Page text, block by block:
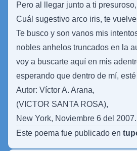
Pero al llegar junto a ti presuroso,
Cuál sugestivo arco iris, te
Te busco y son vanos mis
nobles anhelos truncados en la
voy a buscarte aquí en mis
esperando que dentro de mí,
Autor: Víctor A. Arana,
(VICTOR SANTA ROSA),
New York, Noviembre 6 del 2007.
Este poema fue publicado en